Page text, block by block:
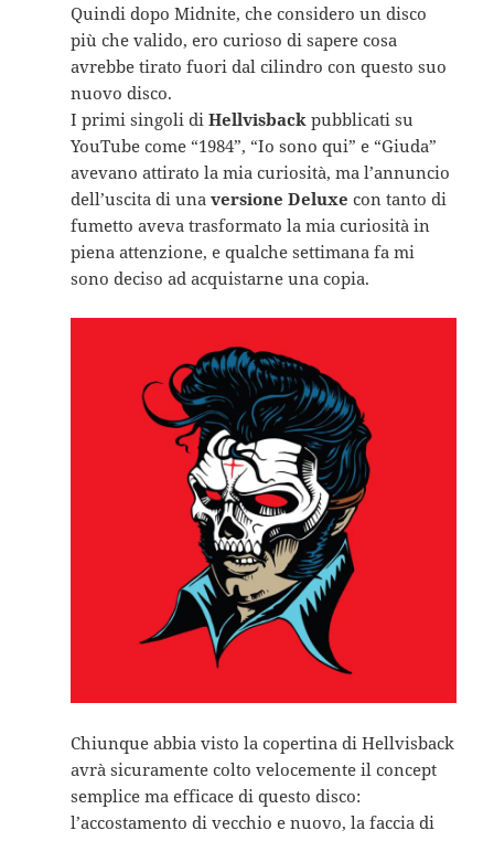
Quindi dopo Midnite, che considero un disco
più che valido, ero curioso di sapere cosa
avrebbe tirato fuori dal cilindro con questo suo
nuovo disco.
I primi singoli diHellvisback pubblicati su
YouTube come “1984”, “Io sono qui” e “Giuda”
avevano attirato la mia curiosità, ma l’annuncio
dell’uscita di unaversione Deluxe con tanto di
fumetto aveva trasformato la mia curiosità in
piena attenzione, e qualche settimana fa mi
sono deciso ad acquistarne una copia.
Chiunque abbia visto la copertina di Hellvisback
avrà sicuramente colto velocemente il concept
semplice ma efficace di questo disco:
l’accostamento di vecchio e nuovo, la faccia di